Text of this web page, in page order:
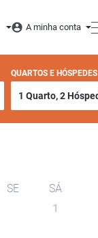
A minha conta
QUARTOS E HÓSPEDES
SE
SÁ
1